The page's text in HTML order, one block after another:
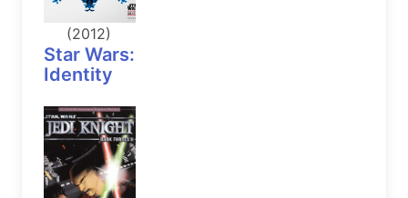
(2012)
Star Wars:
Identity